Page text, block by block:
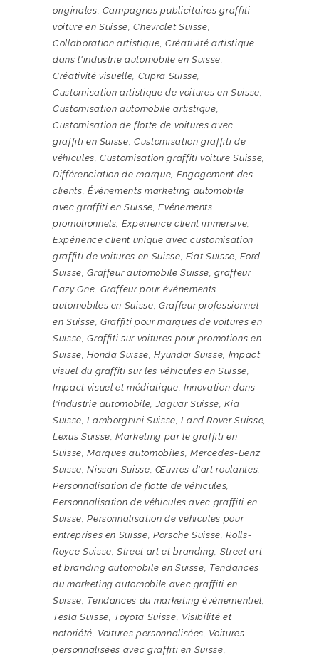
originales, Campagnes publicitaires graffiti
voiture en Suisse,Chevrolet Suisse,
Collaboration artistique, Créativité artistique
dans l'industrie automobile en Suisse,
Créativité visuelle, Cupra Suisse,
Customisation artistique de voitures en Suisse,
Customisation automobile artistique,
Customisation de flotte de voitures avec
graffiti en Suisse,Customisation graffiti de
véhicules,Customisation graffiti voiture Suisse,
Différenciation de marque, Engagement des
clients, Événements marketing automobile
avec graffiti en Suisse,Événements
promotionnels, Expérience client immersive,
Expérience client unique avec customisation
graffiti de voitures en Suisse, Fiat Suisse,Ford
Suisse,Graffeur automobile Suisse,graffeur
Eazy One, Graffeur pour événements
automobiles en Suisse, Graffeur professionnel
en Suisse,Graffiti pour marques de voitures en
Suisse,Graffiti sur voitures pour promotions en
Suisse,Honda Suisse,Hyundai Suisse, Impact
visuel du graffiti sur les véhicules en Suisse,
Impact visuel et médiatique, Innovation dans
l'industrie automobile,Jaguar Suisse,Kia
Suisse,Lamborghini Suisse,Land Rover Suisse,
Lexus Suisse,Marketing par le graffiti en
Suisse,Marques automobiles, Mercedes-Benz
Suisse,Nissan Suisse, Œuvres d'art roulantes,
Personnalisation de flotte de véhicules,
Personnalisation de véhicules avec graffiti en
Suisse,Personnalisation de véhicules pour
entreprises en Suisse, Porsche Suisse,Rolls-
Royce Suisse,Street art et branding, Street art
et branding automobile en Suisse, Tendances
du marketing automobile avec graffiti en
Suisse, Tendances du marketing événementiel,
Tesla Suisse, Toyota Suisse, Visibilité et
notoriété, Voitures personnalisées, Voitures
personnalisées avec graffiti en Suisse,